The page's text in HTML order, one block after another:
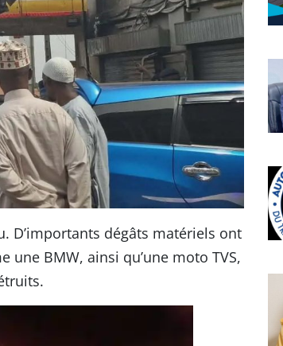
D’importants dégâts matériels ont
BMW, ainsi qu’une moto TVS,